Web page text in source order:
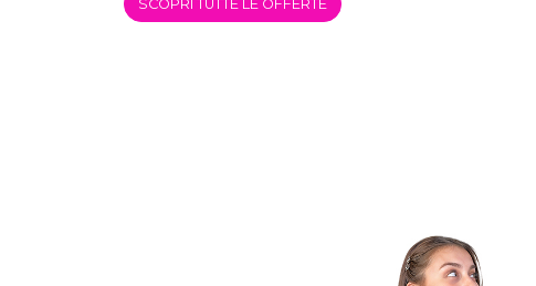
SCOPRI TUTTE LE OFFERTE